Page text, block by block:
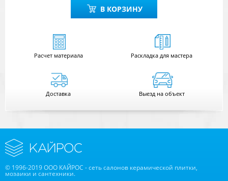
В КОРЗИНУ
Расчетматериала Раскладка для мастера
Доставка Выезд на объект
© 1996-2019 ООО КАЙРОС - сеть салонов керамической плитки,
мозаики и сантехники.